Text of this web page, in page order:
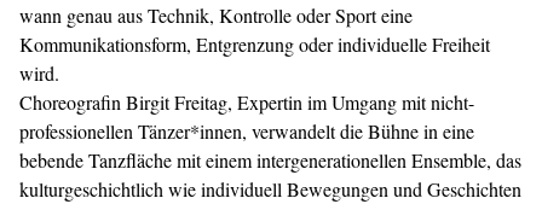
wann genau aus Technik, Kontrolle oder Sport eine
Kommunikationsform, Entgrenzung oder individuelle Freiheit
wird.
Choreografin Birgit Freitag, Expertin im Umgang mit nicht-
professionellen Tänzer*innen, verwandelt die Bühne in eine
bebende Tanzfläche mit einem intergenerationellen Ensemble, das
kulturgeschichtlich wie individuell Bewegungen und Geschichten